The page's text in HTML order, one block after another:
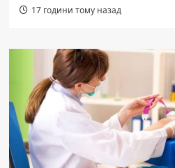
17 години тому назад